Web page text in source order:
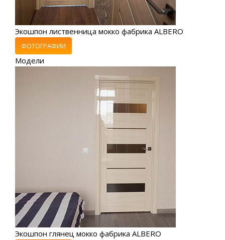
Экошпон лиственница мокко фабрика ALBERO
ФОТОГРАФИИ
Модели
Экошпон глянец мокко фабрика ALBERO